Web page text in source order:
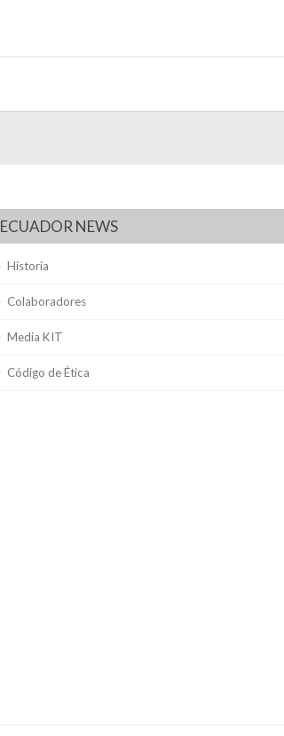
ECUADOR NEWS
Historia
Colaboradores
Media KIT
Código de Ética